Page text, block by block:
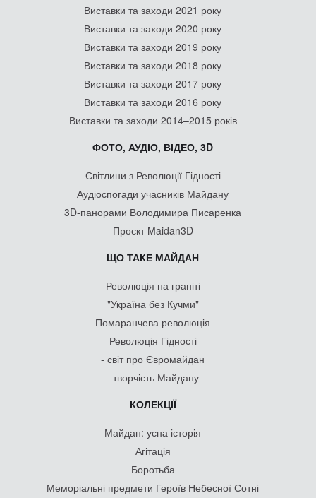
Виставки та заходи 2021 року
Виставки та заходи 2020 року
Виставки та заходи 2019 року
Виставки та заходи 2018 року
Виставки та заходи 2017 року
Виставки та заходи 2016 року
Виставки та заходи 2014–2015 років
ФОТО, АУДІО, ВІДЕО, 3D
Світлини з Революції Гідності
Аудіоспогади учасників Майдану
3D-панорами Володимира Писаренка
Проєкт Maidan3D
ЩО ТАКЕ МАЙДАН
Революція на граніті
"Україна без Кучми"
Помаранчева революція
Революція Гідності
- світ про Євромайдан
- творчість Майдану
КОЛЕКЦІЇ
Майдан: усна історія
Агітація
Боротьба
Меморіальні предмети Героїв Небесної Сотні